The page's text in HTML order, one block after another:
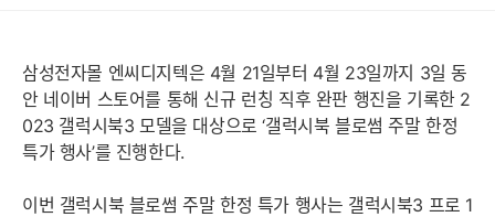
삼성전자몰 엔씨디지텍은 4월 21일부터 4월 23일까지 3일 동
안 네이버 스토어를 통해 신규 런칭 직후 완판 행진을 기록한 2
023 갤럭시북3 모델을 대상으로 ‘갤럭시북 블로썸 주말 한정
특가 행사’를 진행한다.
이번 갤럭시북 블로썸 주말 한정 특가 행사는 갤럭시북3 프로 1